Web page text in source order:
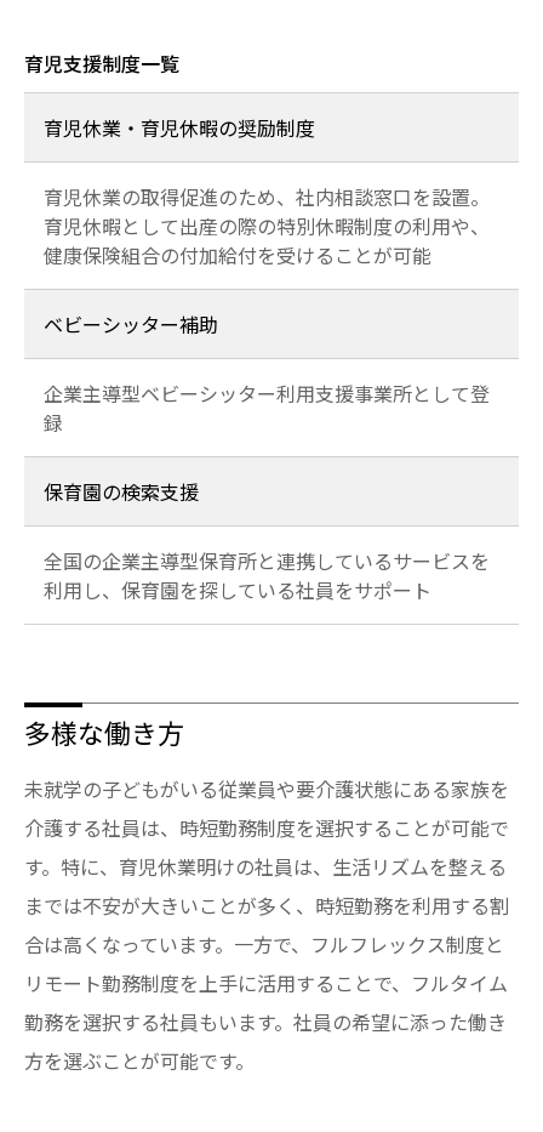
育児支援制度一覧
育児休業・育児休暇の奨励制度
育児休業の取得促進のため、社内相談窓口を設置。
育児休暇として出産の際の特別休暇制度の利用や、
健康保険組合の付加給付を受けることが可能
ベビーシッター補助
企業主導型ベビーシッター利用支援事業所として登
録
保育園の検索支援
全国の企業主導型保育所と連携しているサービスを
利用し、保育園を探している社員をサポート
多様な働き方
未就学の子どもがいる従業員や要介護状態にある家族を
介護する社員は、時短勤務制度を選択することが可能で
す。特に、育児休業明けの社員は、生活リズムを整える
までは不安が大きいことが多く、時短勤務を利用する割
合は高くなっています。一方で、フルフレックス制度と
リモート勤務制度を上手に活用することで、フルタイム
勤務を選択する社員もいます。社員の希望に添った働き
方を選ぶことが可能です。